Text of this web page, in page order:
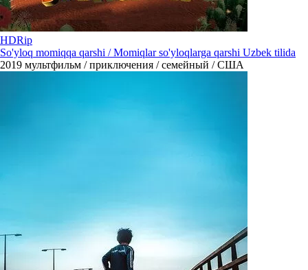
HDRip
So'yloq momiqqa qarshi / Momiqlar so'yloqlarga qarshi Uzbek tilida
2019 мультфильм / приключения / семейный / США